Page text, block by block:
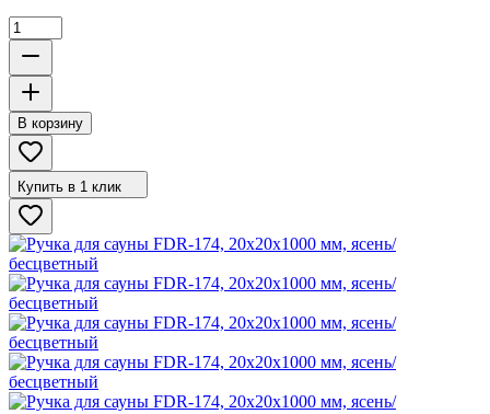
В корзину
Купить в 1 клик